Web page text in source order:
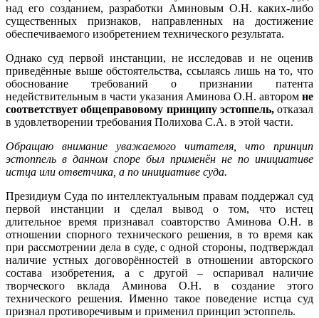
над его созданием, разработки Аминовым О.Н. каких-либо
существенных признаков, направленных на достижение
обеспечиваемого изобретением технического результата.
Однако суд первой инстанции, не исследовав и не оценив
приведённые выше обстоятельства, ссылаясь лишь на то, что
обоснование требований о признании патента
недействительным в части указания Аминова О.Н. автором не
соответствует общеправовому принципу эстоппель,отказал
в удовлетворении требования Полихова С.А. в этой части.
Обращаю внимание уважаемого читателя, что принцип
эстоппель в данном споре был применён не по инициативе
истца или ответчика, а по инициативе суда.
Президиум Суда по интеллектуальным правам поддержал суд
первой инстанции и сделал вывод о том, что истец
длительное время признавал соавторство Аминова О.Н. в
отношении спорного технического решения, в то время как
при рассмотрении дела в суде, с одной стороны, подтверждал
наличие устных договорённостей в отношении авторского
состава изобретения, а с другой – оспаривал наличие
творческого вклада Аминова О.Н. в создание этого
технического решения. Именно такое поведение истца суд
признал противоречивым и применил принцип эстоппель.